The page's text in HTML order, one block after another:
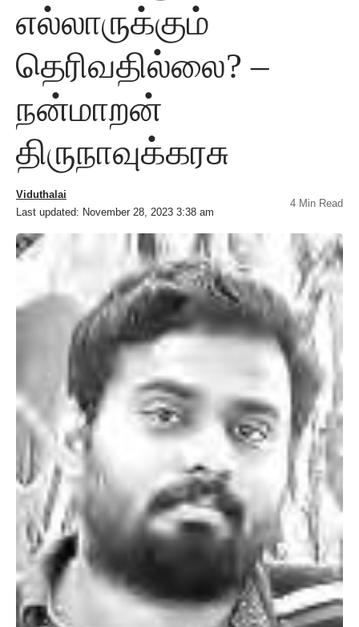
எல்லாருக்கும்
தெரிவதில்லை? –
நன்மாறன்
திருநாவுக்கரசு
Last updated: November 28, 2023 3:38 am
Viduthalai
4 Min Read